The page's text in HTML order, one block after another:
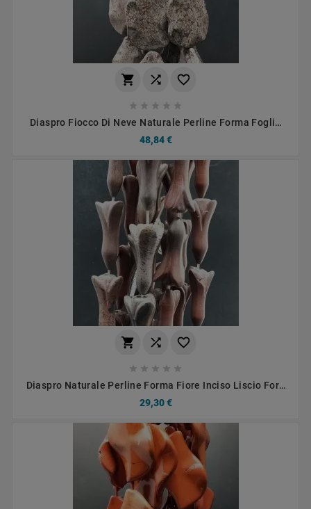
  
    
Diaspro Fiocco Di Neve Naturale Perline Forma Foglia
48,84 €
  
    
Diaspro Naturale Perline Forma Fiore Inciso Liscio Foro
29,30 €